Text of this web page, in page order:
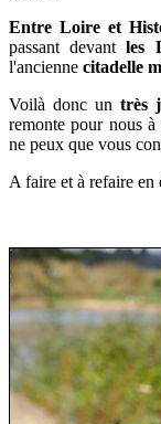
Entre Loire et
passant devantles
l'ancienne citadelle
Voilà donc untrès
remonte pour nous
ne peux que vous
A faire et à refaire en